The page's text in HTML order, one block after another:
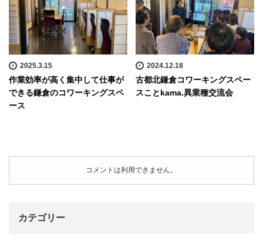
2025.3.15
作業効率が高く集中して仕事が
できる鎌倉のコワーキングスペ
ース
2024.12.18
古都北鎌倉コワーキングスペー
スことkama.異業種交流会
コメントは利用できません。
カテゴリー